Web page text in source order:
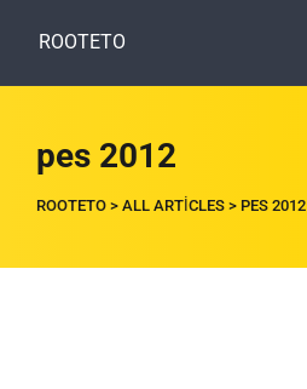
ROOTETO
pes 2012
ROOTETO > ALL ARTICLES > PES 2012